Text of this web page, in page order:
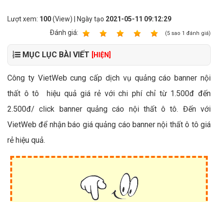
Lượt xem: 100(View) | Ngày tạo 2021-05-11 09:12:29
Ðánh giá:
(5 sao 1 đánh giá)
MỤC LỤC BÀI VIẾT [HIỆN]
Công ty VietWeb cung cấp dịch vụ quảng cáo banner nội
thất ô tô hiệu quả giá rẻ với chi phí chỉ từ 1.500đ đến
2.500đ/ click banner quảng cáo nội thất ô tô. Đến với
VietWeb để nhận báo giá quảng cáo banner nội thất ô tô giá
rẻ hiệu quả.